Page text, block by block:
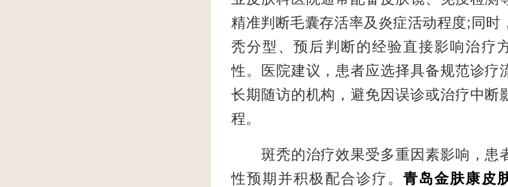
精准判断毛囊存活率及炎症活动程度;同时
秃分型、预后判断的经验直接影响治疗
性。医院建议，患者应选择具备规范诊疗
长期随访的机构，避免因误诊或治疗中断
程。
斑秃的治疗效果受多重因素影响，患
性预期并积极配合诊疗。青岛金肤康皮